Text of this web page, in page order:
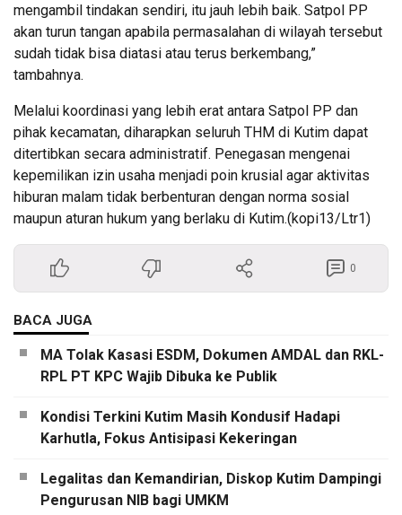
mengambil tindakan sendiri, itu jauh lebih baik. Satpol PP
akan turun tangan apabila permasalahan di wilayah tersebut
sudah tidak bisa diatasi atau terus berkembang,”
tambahnya.
Melalui koordinasi yang lebih erat antara Satpol PP dan
pihak kecamatan, diharapkan seluruh THM di Kutim dapat
ditertibkan secara administratif. Penegasan mengenai
kepemilikan izin usaha menjadi poin krusial agar aktivitas
hiburan malam tidak berbenturan dengan norma sosial
maupun aturan hukum yang berlaku di Kutim.(kopi13/Ltr1)
0
BACA JUGA
MA Tolak Kasasi ESDM, Dokumen AMDAL dan RKL-
RPL PT KPC Wajib Dibuka ke Publik
Kondisi Terkini Kutim Masih Kondusif Hadapi
Karhutla, Fokus Antisipasi Kekeringan
Legalitas dan Kemandirian, Diskop Kutim Dampingi
Pengurusan NIB bagi UMKM